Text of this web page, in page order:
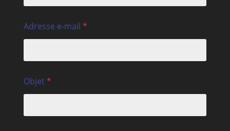
Adresse e-mail *
Objet*